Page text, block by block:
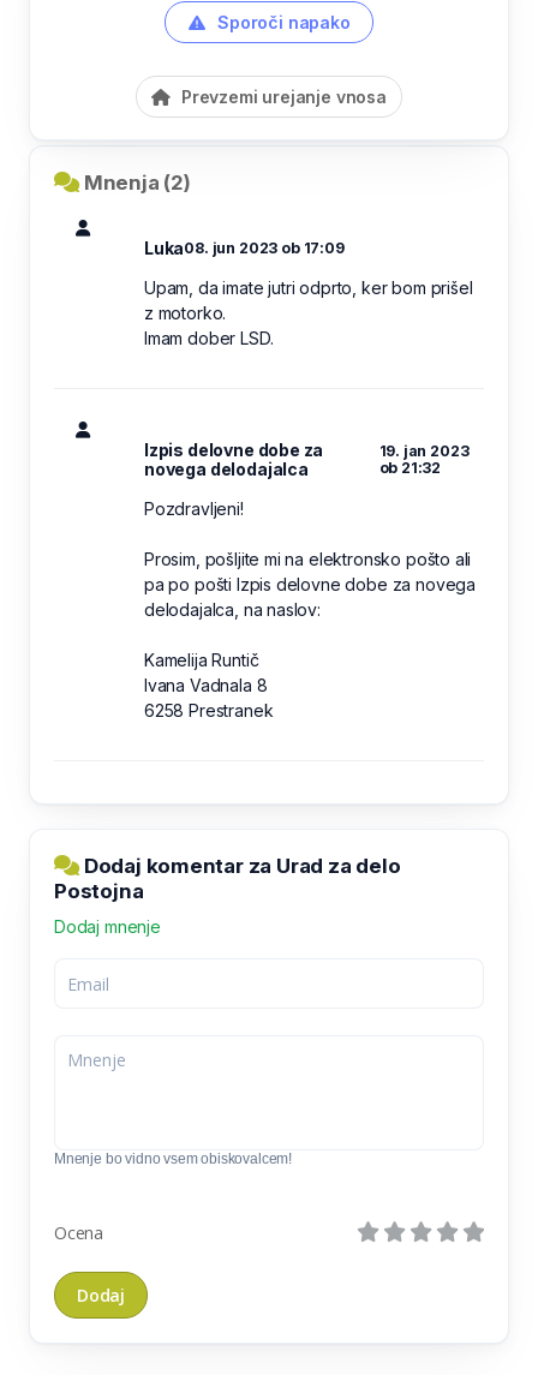
Sporoči napako
Prevzemi urejanje vnosa
Mnenja (2)
Luka08. jun 2023 ob 17:09
Upam, da imate jutri odprto, ker bom prišel
z motorko.
Imam dober LSD.
Izpis delovne dobe za
novega delodajalca
19. jan 2023
ob 21:32
Pozdravljeni!
Prosim, pošljite mi na elektronsko pošto ali
pa po pošti Izpis delovne dobe za novega
delodajalca, na naslov:
Kamelija Runtič
Ivana Vadnala 8
6258 Prestranek
Dodaj komentar za Urad za delo
Postojna
Dodaj mnenje
Mnenje bo vidno vsem obiskovalcem!
Ocena